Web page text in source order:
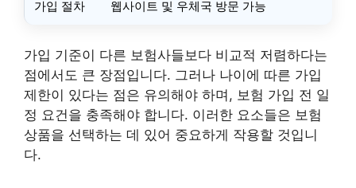
가입 절차 웹사이트 및 우체국 방문 가능
가입 기준이 다른 보험사들보다 비교적 저렴하다는
점에서도 큰 장점입니다. 그러나 나이에 따른 가입
제한이 있다는 점은 유의해야 하며, 보험 가입 전 일
정 요건을 충족해야 합니다. 이러한 요소들은 보험
상품을 선택하는 데 있어 중요하게 작용할 것입니
다.